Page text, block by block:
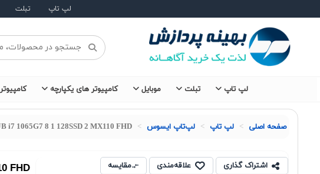
لپ تاپ تبلت
لپ تاپ تبلت موبایل کامپیوتر های یکپارچه
صفحه اصلی لپ تاپ لپ‌تاپ ایسوس i7 1065G7 8 1 128SSD 2 MX110 FHD
اشتراک گذاری علاقه‌مندی مقایسه FHD